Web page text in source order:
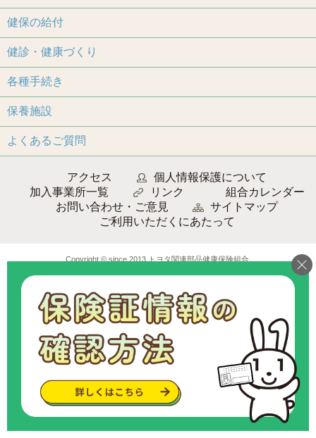
健保の給付
健診・健康づくり
各種手続き
保養施設
よくあるご質問
アクセス
個人情報保護について
加入事業所一覧
リンク
組合カレンダー
お問い合わせ・ご意見
サイトマップ
ご利用いただくにあたって
Copyright © since 2013 トヨタ関連部品健康保険組合.